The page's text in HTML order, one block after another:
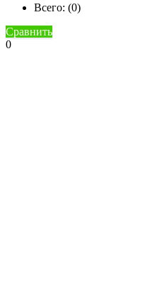
Всего: (0)
Сравнить
0